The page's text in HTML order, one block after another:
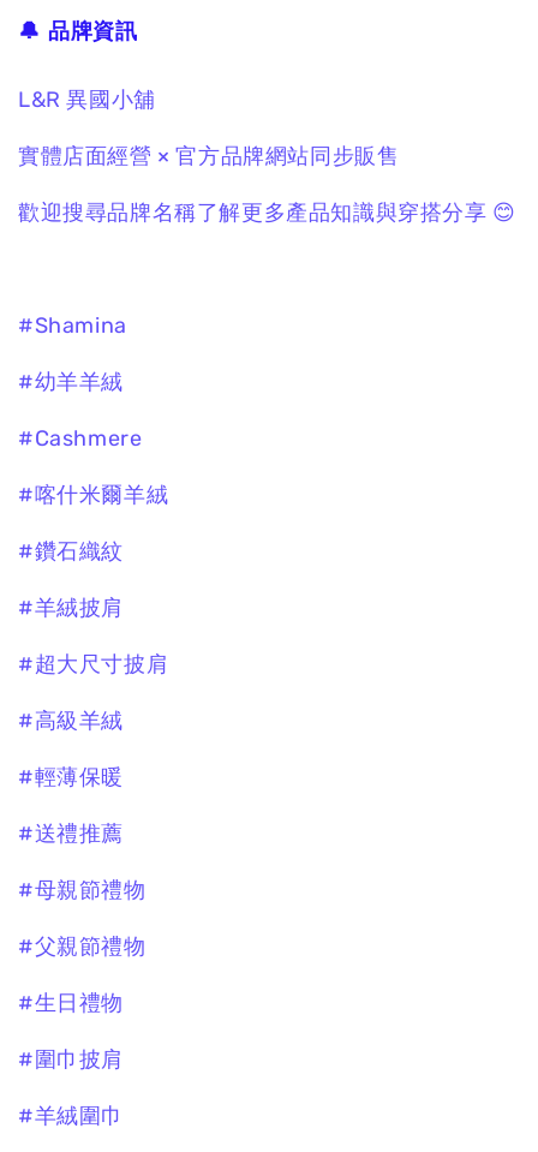
🔔 品牌資訊
L&R 異國小舖
實體店面經營 × 官方品牌網站同步販售
歡迎搜尋品牌名稱了解更多產品知識與穿搭分享 😊
#Shamina
#幼羊羊絨
#Cashmere
#喀什米爾羊絨
#鑽石織紋
#羊絨披肩
#超大尺寸披肩
#高級羊絨
#輕薄保暖
#送禮推薦
#母親節禮物
#父親節禮物
#生日禮物
#圍巾披肩
#羊絨圍巾